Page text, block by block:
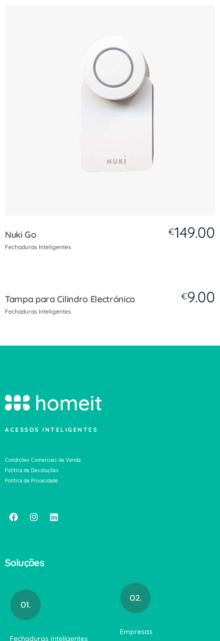
Nuki Go €149.00
Fechaduras Inteligentes
Tampa para Cilindro Electrónico €9.00
Fechaduras Inteligentes
ACESSOS INTELIGENTES
Condições Comerciais de Venda
Política de Devoluções
Política de Privacidade
Soluções
Fechaduras Inteligentes
Empresas